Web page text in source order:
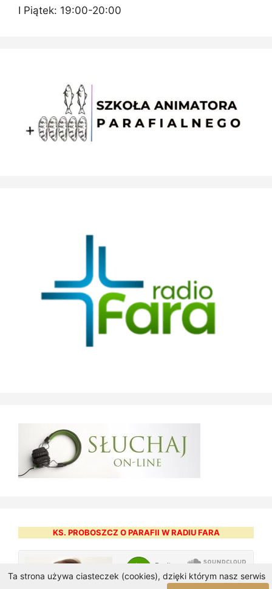
I Piątek: 19:00-20:00
KS. PROBOSZCZ O PARAFII W RADIU FARA
Ta strona używa ciasteczek (cookies), dzięki którym nasz serwis